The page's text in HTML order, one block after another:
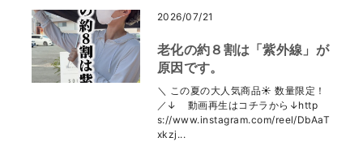
2026/07/21
老化の約８割は「紫外線」が
原因です。
＼ この夏の大人気商品☀️ 数量限定！
／↓ 動画再生はコチラから↓http
s://www.instagram.com/reel/DbAaT
xkzj...